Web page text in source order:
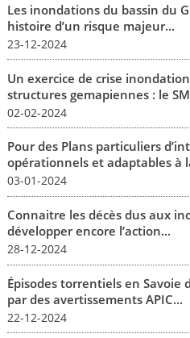
Les inondations du bassin du
histoire d’un risque majeur...
23-12-2024
Un exercice de crise
structures gemapiennes : le
02-02-2024
Pour des Plans particuliers
opérationnels et adaptables à
03-01-2024
Connaitre les décès dus aux
développer encore l’action...
28-12-2024
Épisodes torrentiels en Savoie
par des avertissements APIC...
22-12-2024